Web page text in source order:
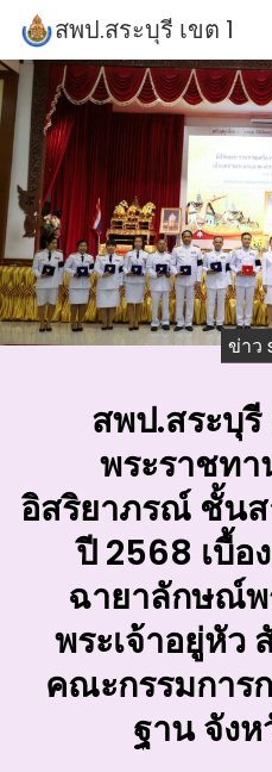
Skip
content
สพป.สระบุรี เขต 1
Search
for:
ข่าว
สพป.สระบุรี
พระราชทา
อิสริยาภรณ์ ชั้นส
ปี 2568 เบื้อ
ฉายาลักษณ์พ
พระเจ้าอยู่หัว
คณะกรรมการ
ฐาน จัง